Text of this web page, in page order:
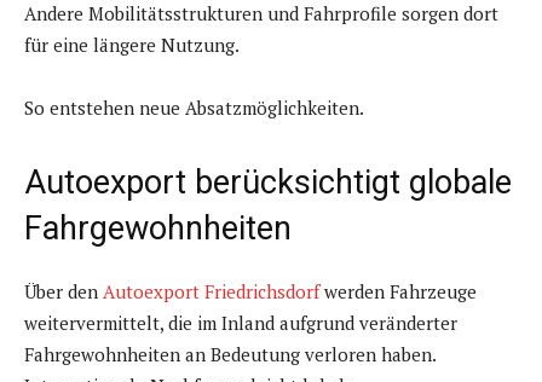
Andere Mobilitätsstrukturen und Fahrprofile sorgen dort
für eine längere Nutzung.
So entstehen neue Absatzmöglichkeiten.
Autoexport berücksichtigt globale
Fahrgewohnheiten
Über den Autoexport Friedrichsdorfwerden Fahrzeuge
weitervermittelt, die im Inland aufgrund veränderter
Fahrgewohnheiten an Bedeutung verloren haben.